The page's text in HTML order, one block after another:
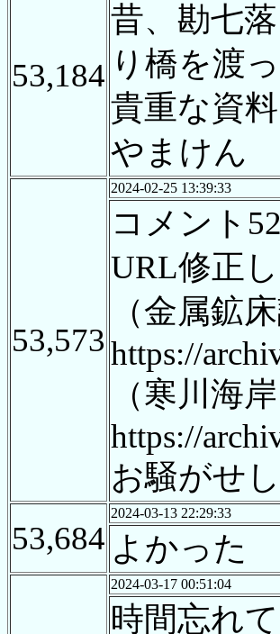
53,184
昔、勘七
り橋を渡
貴重な資
やまけん
53,573
2024-02-25 13:39:33
コメント
URL修正し
（金属鉱
https://
（寒川海
https://
お騒がせ
53,684
2024-03-13 22:29:33
よかった
2024-03-17 00:51:04
時間忘れ